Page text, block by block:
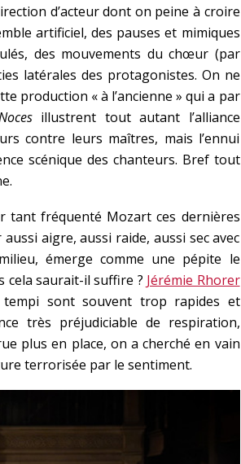
d’acteur dont on peine à croire
artificiel, des pauses et mimiques
des mouvements du chœur (par
latérales des protagonistes. On ne
production « à l’ancienne » qui a par
illustrent tout autant l’alliance
contre leurs maîtres, mais l’ennui
scénique des chanteurs. Bref tout
tant fréquenté Mozart ces dernières
aigre, aussi raide, aussi sec avec
émerge comme une pépite le
cela saurait-il suffire ? Jérémie Rhorer
sont souvent trop rapides et
très préjudiciable de respiration,
plus en place, on a cherché en vain
terrorisée par le sentiment.